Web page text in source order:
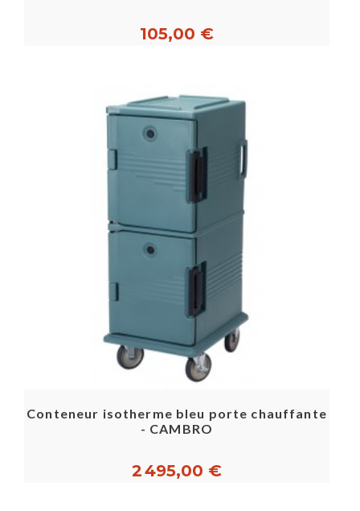
105,00 €
Conteneur isotherme bleu porte chauffante
- CAMBRO
2 495,00 €